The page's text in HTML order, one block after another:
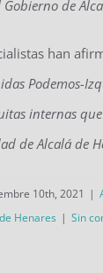
de
han
Podemos-
internas
de Alcalá de
10th, 2021 |
Henares | Sin